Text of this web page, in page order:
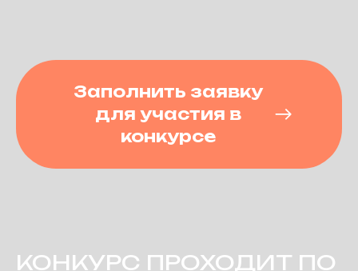
Заполнить заявку
для участия в
конкурсе
КОНКУРС ПРОХОДИТ ПО